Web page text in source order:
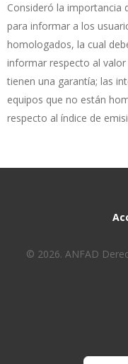
Consideró la importancia
para informar a los
homologados, la cual
informar respecto al
tienen una garantía; las
equipos que no están
respecto al índice de
© 2026. ANFAD